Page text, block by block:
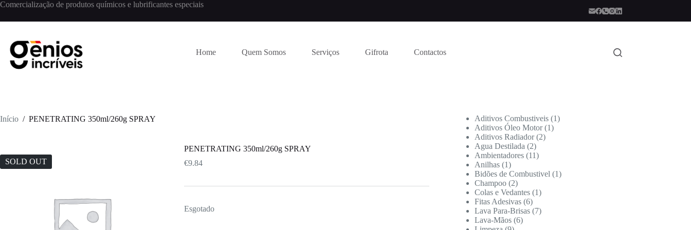
Comercialização de produtos químicos e lubrificantes especiais
Home Quem Somos Serviços Gifrota Contactos
Início / PENETRATING 350ml/260g SPRAY
SOLD OUT
PENETRATING 350ml/260g SPRAY
€9.84
Esgotado
Aditivos Combustiveis 1
Aditivos Óleo Motor 1
Aditivos Radiador 2
Agua Destilada
2
Ambientadores 11
Anilhas 1
Bidões de Combustivel
1
Champoo 2
Colas e Vedantes 1
Fitas Adesivas 6
Lava Para-Brisas 7
Lava-Mãos 6